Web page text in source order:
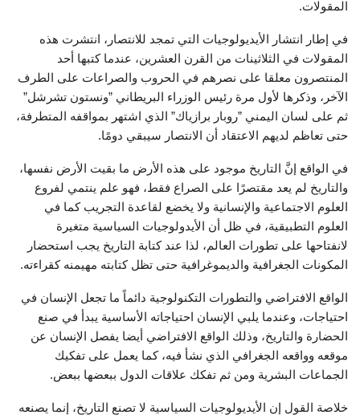
المقولات.
في إطار انتشار الأيديولوجيات التي تمجد للانتصار، انتشرت هذه
المقولات في الثلاثينات من القرن العشرين، عندما كتبها أحد
المنتصرون معلقا على نصرهم في الحروب والصراعات على الطرف
الآخر، وذكرها لأول مرة رئيس الوزراء البريطاني ”ونستون تشرشل”
ثم على لسان اليمني ”روبار برازياك” الذي اشتهر بمواقفه المتطرفة،
حتى تعاظم لديهم الاعتقاد أن الانتصار سيبقي دومًا.
في الواقع إنَّ التاريخ موجود على هذه الأرض ما بقيت الأرض نفسها،
والتاريخ لم يعد مقتصرًا على الصراع فقط، فهو علم ينتمي لفروع
العلوم الاجتماعية والإنسانية ولا يخضع لقاعدة التجريب كما في
العلوم التطبيقية، في ظل أن الأيدولوجيات السياسية متغيرة
لانفتاحها على تطورات العالم، لذا عند كتابة التاريخ يجب استحضار
المكونات الجغرافية والديموغرافية حتى تظل كتابته مهيمنه كقراءته.
الواقع الافتراضي والتطورات التكنولوجية دائماً ما تجعل الإنسان في
احتياجات، وعندما يلبي الإنسان احتياجاته الأساسية يبدأ في صنع
الحضارة والتاريخ، وذلك الواقع الافتراضي أيضا يفصل الإنسان عن
موقعه وواقعه الجغرافي الذي نشأ فيه، كما يعمل على تفكيك
الجماعات البشرية ومن ثم تفكك علاقات الدول ببعضها ببعض.
خلاصة القول إن الأيديولوجيات السياسية لا تصنع التاريخ، إنما يصنعه